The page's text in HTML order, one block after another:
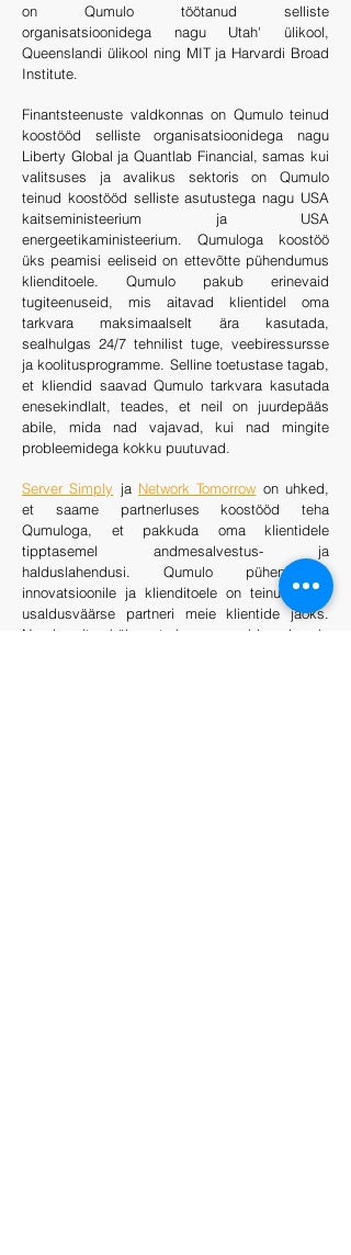
on Qumulo töötanud selliste
organisatsioonidega nagu Utah' ülikool,
Queenslandi ülikool ning MIT ja Harvardi Broad
Institute.
Finantsteenuste valdkonnas on Qumulo teinud
koostööd selliste organisatsioonidega nagu
Liberty Global ja Quantlab Financial, samas kui
valitsuses ja avalikus sektoris on Qumulo
teinud koostööd selliste asutustega nagu USA
kaitseministeerium ja USA
energeetikaministeerium. Qumuloga koostöö
üks peamisi eeliseid on ettevõtte pühendumus
klienditoele. Qumulo pakub erinevaid
tugiteenuseid, mis aitavad klientidel oma
tarkvara maksimaalselt ära kasutada,
sealhulgas 24/7 tehnilist tuge, veebiressursse
ja koolitusprogramme. Selline toetustase tagab,
et kliendid saavad Qumulo tarkvara kasutada
enesekindlalt, teades, et neil on juurdepääs
abile, mida nad vajavad, kui nad mingite
probleemidega kokku puutuvad.
Server Simply ja Network Tomorrow on uhked,
et saame partnerluses koostööd teha
Qumuloga, et pakkuda oma klientidele
tipptasemel andmesalvestus- ja
halduslahendusi. Qumulo pühendumus
innovatsioonile ja klienditoele on teinud neist
usaldusväärse partneri meie klientide jaoks.
Nende mitmekülgne tarkvara on aidanud meie